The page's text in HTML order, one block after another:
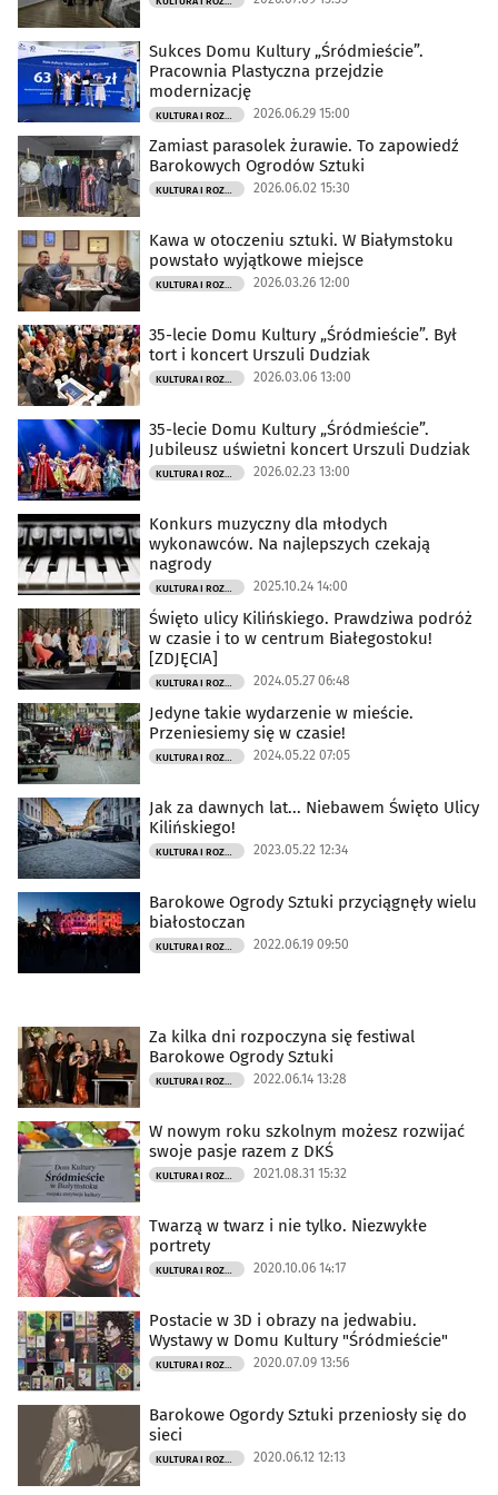
Sukces Domu Kultury „Śródmieście”.
Pracownia Plastyczna przejdzie
modernizację
2026.06.29 15:00
Zamiast parasolek żurawie. To zapowiedź
Barokowych Ogrodów Sztuki
2026.06.02 15:30
Kawa w otoczeniu sztuki. W Białymstoku
powstało wyjątkowe miejsce
2026.03.26 12:00
35-lecie Domu Kultury „Śródmieście”. Był
tort i koncert Urszuli Dudziak
2026.03.06 13:00
35-lecie Domu Kultury „Śródmieście”.
Jubileusz uświetni koncert Urszuli Dudziak
2026.02.23 13:00
Konkurs muzyczny dla młodych
wykonawców. Na najlepszych czekają
nagrody
2025.10.24 14:00
Święto ulicy Kilińskiego. Prawdziwa podróż
w czasie i to w centrum Białegostoku!
[ZDJĘCIA]
2024.05.27 06:48
Jedyne takie wydarzenie w mieście.
Przeniesiemy się w czasie!
2024.05.22 07:05
Jak za dawnych lat... Niebawem Święto Ulicy
Kilińskiego!
2023.05.22 12:34
Barokowe Ogrody Sztuki przyciągnęły wielu
białostoczan
2022.06.19 09:50
Za kilka dni rozpoczyna się festiwal
Barokowe Ogrody Sztuki
2022.06.14 13:28
W nowym roku szkolnym możesz rozwijać
swoje pasje razem z DKŚ
2021.08.31 15:32
Twarzą w twarz i nie tylko. Niezwykłe
portrety
2020.10.06 14:17
Postacie w 3D i obrazy na jedwabiu.
Wystawy w Domu Kultury "Śródmieście"
2020.07.09 13:56
Barokowe Ogordy Sztuki przeniosły się do
sieci
2020.06.12 12:13